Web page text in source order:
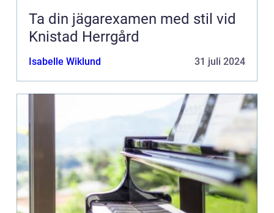
Ta din jägarexamen med stil vid
Knistad Herrgård
Isabelle Wiklund 31 juli 2024